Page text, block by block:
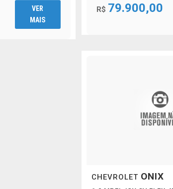
VER
MAIS
R$ 79.900,00
CHEVROLET ONIX